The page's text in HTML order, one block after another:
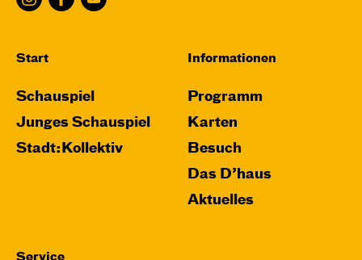
Start
Schauspiel
Junges Schauspiel
Stadt:Kollektiv
Informationen
Programm
Karten
Besuch
Das D’haus
Aktuelles
Service